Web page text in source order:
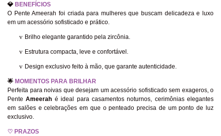
💎 BENEFÍCIOS
O Pente Ameerah foi criada para mulheres que buscam delicadeza e luxo
em um acessório sofisticado e prático.
v Brilho elegante garantido pela zircônia.
v Estrutura compacta, leve e confortável.
v Design exclusivo feito à mão, que garante autenticidade.
🌟 MOMENTOS PARA BRILHAR
Perfeita para noivas que desejam um acessório sofisticado sem exageros, o
Pente Ameerah é ideal para casamentos noturnos, cerimônias elegantes
em salões e celebrações em que o penteado precisa de um ponto de luz
exclusivo.
♡ PRAZOS